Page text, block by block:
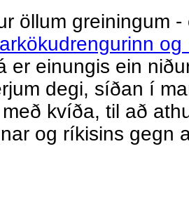
öllum greiningum
og
er einungis ein
degi, síðan í
kvíða, til að
og ríkisins gegn